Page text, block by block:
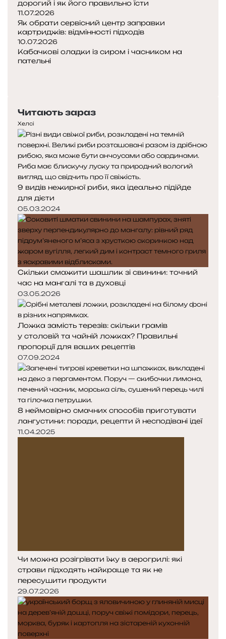
дорогий і як його правильно їсти
11.07.2026
Як обрати сервісний центр заправки
картриджів: відмінності підходів
10.07.2026
Кабачкові оладки із сиром і часником на
пательні
р
е
д
н
я
с
т
о
р
і
н
к
а
т
у
п
н
а
с
т
о
р
і
н
к
а
Читають зараз
Хелсі
9 видів нежирної риби, яка ідеально підійде
для дієти
05.03.2024
Скільки смажити шашлик зі свинини: точний
час на мангалі та в духовці
03.05.2026
Ложка замість терезів: скільки грамів
у столовій та чайній ложках? Правильні
пропорції для ваших рецептів
07.09.2024
8 неймовірно смачних способів приготувати
лангустини: поради, рецепти й несподівані ідеї
11.04.2025
Чи можна розігрівати їжу в аерогрилі: які
страви підходять найкраще та як не
пересушити продукти
29.07.2026